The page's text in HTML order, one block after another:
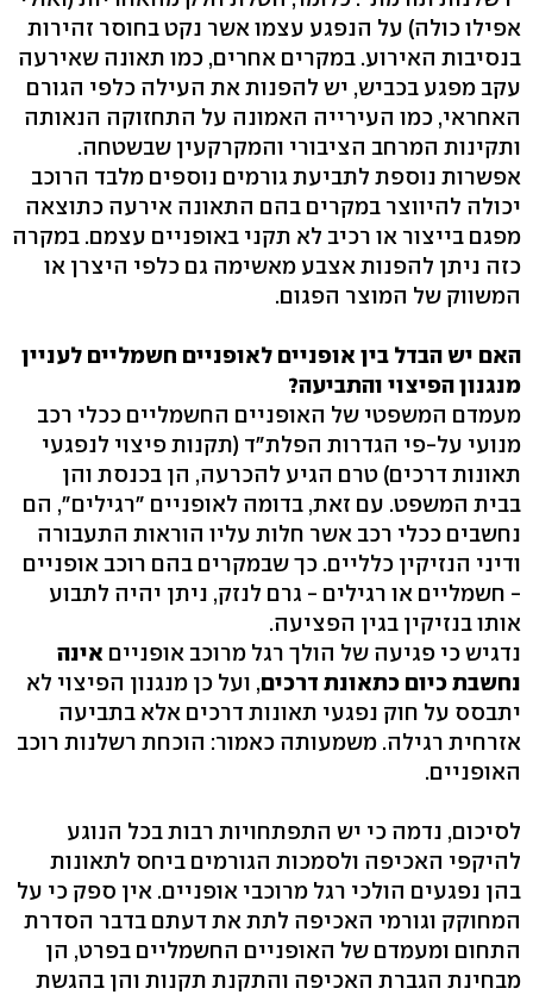
אפילו כולה) על הנפגע עצמו אשר נקט בחוסר זהירות
בנסיבות האירוע. במקרים אחרים, כמו תאונה שאירעה
עקב מפגע בכביש, יש להפנות את העילה כלפי הגורם
האחראי, כמו העירייה האמונה על התחזוקה הנאותה
ותקינות המרחב הציבורי והמקרקעין שבשטחה.
אפשרות נוספת לתביעת גורמים נוספים מלבד הרוכב
יכולה להיווצר במקרים בהם התאונה אירעה כתוצאה
מפגם בייצור או רכיב לא תקני באופניים עצמם. במקרה
כזה ניתן להפנות אצבע מאשימה גם כלפי היצרן או
המשווק של המוצר הפגום.
האם יש הבדל בין אופניים לאופניים חשמליים לעניין
מנגנון הפיצוי והתביעה?
מעמדם המשפטי של האופניים החשמליים ככלי רכב
מנועי על-פי הגדרות הפלת"ד (תקנות פיצוי לנפגעי
תאונות דרכים) טרם הגיע להכרעה, הן בכנסת והן
בבית המשפט. עם זאת, בדומה לאופניים "רגילים", הם
נחשבים ככלי רכב אשר חלות עליו הוראות התעבורה
ודיני הנזיקין כלליים. כך שבמקרים בהם רוכב אופניים
- חשמליים או רגילים - גרם לנזק, ניתן יהיה לתבוע
אותו בנזיקין בגין הפציעה.
נדגיש כי פגיעה של הולך רגל מרוכב אופניים אינה
נחשבת כיום כתאונת דרכים, ועל כן מנגנון הפיצוי לא
יתבסס על חוק נפגעי תאונות דרכים אלא בתביעה
אזרחית רגילה. משמעותה כאמור: הוכחת רשלנות רוכב
האופניים.
לסיכום, נדמה כי יש התפתחויות רבות בכל הנוגע
להיקפי האכיפה ולסמכות הגורמים ביחס לתאונות
בהן נפגעים הולכי רגל מרוכבי אופניים. אין ספק כי על
המחוקק וגורמי האכיפה לתת את דעתם בדבר הסדרת
התחום ומעמדם של האופניים החשמליים בפרט, הן
מבחינת הגברת האכיפה והתקנת תקנות והן בהגשת